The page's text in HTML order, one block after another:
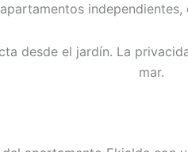
desde el jardín. La
mar.